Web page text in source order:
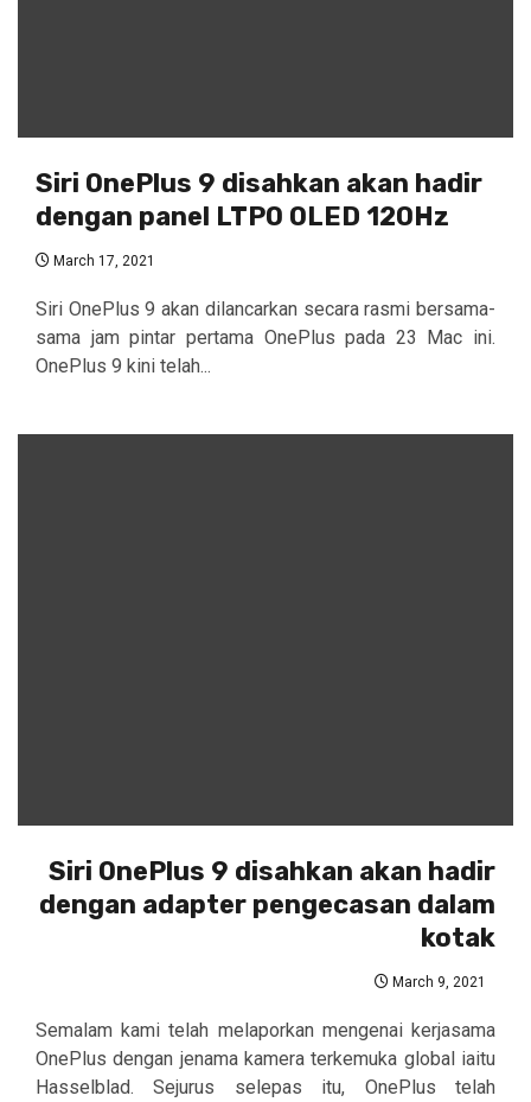
Siri OnePlus 9 disahkan akan hadir
dengan panel LTPO OLED 120Hz
March 17, 2021
Siri OnePlus 9 akan dilancarkan secara rasmi bersama-
sama jam pintar pertama OnePlus pada 23 Mac ini.
OnePlus 9 kini telah...
Siri OnePlus 9 disahkan akan hadir
dengan adapter pengecasan dalam
kotak
March 9, 2021
Semalam kami telah melaporkan mengenai kerjasama
OnePlus dengan jenama kamera terkemuka global iaitu
Hasselblad. Sejurus selepas itu, OnePlus telah